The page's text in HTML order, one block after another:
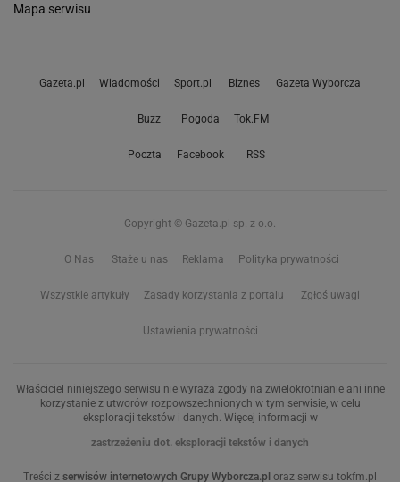
Mapa serwisu
Gazeta.pl Wiadomości Sport.pl Biznes Gazeta Wyborcza
Buzz Pogoda Tok.FM
Poczta Facebook RSS
Copyright © Gazeta.pl sp. z o.o.
O Nas Staże u nas Reklama Polityka prywatności
Wszystkie artykuły Zasady korzystania z portalu Zgłoś uwagi
Ustawienia prywatności
Właściciel niniejszego serwisu nie wyraża zgody na zwielokrotnianie ani inne
korzystanie z utworów rozpowszechnionych w tym serwisie, w celu
eksploracji tekstów i danych. Więcej informacji w
zastrzeżeniu dot. eksploracji tekstów i danych
Treści z serwisów internetowych Grupy Wyborcza.pl oraz serwisu tokfm.pl